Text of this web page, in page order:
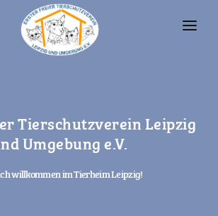
RECHT
Tierschutzverein Leipzig
Umgebung e.V.
willkommen im Tierheim Leipzig!